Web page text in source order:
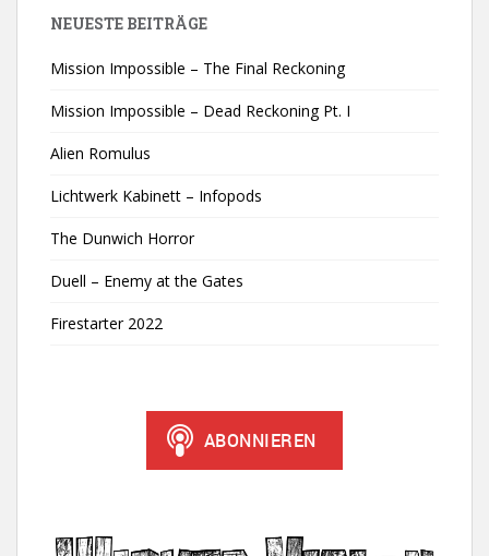
NEUESTE BEITRÄGE
Mission Impossible – The Final Reckoning
Mission Impossible – Dead Reckoning Pt. I
Alien Romulus
Lichtwerk Kabinett – Infopods
The Dunwich Horror
Duell – Enemy at the Gates
Firestarter 2022